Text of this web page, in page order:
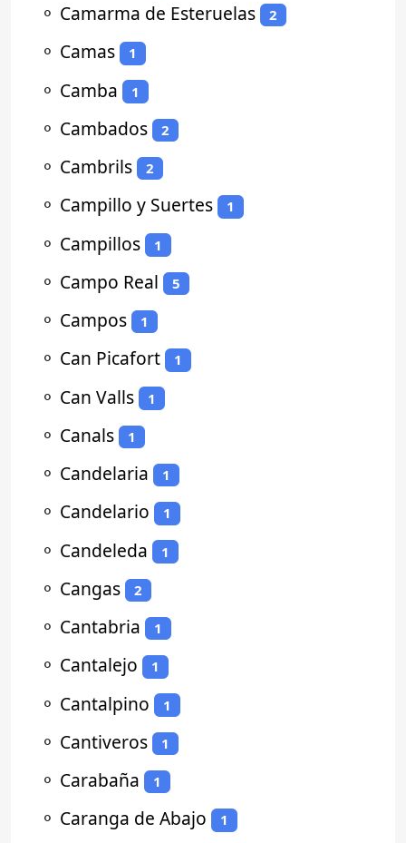
⚬ Camarma de Esteruelas 2
⚬ Camas 1
⚬ Camba 1
⚬ Cambados 2
⚬ Cambrils 2
⚬ Campillo y Suertes 1
⚬ Campillos 1
⚬ Campo Real 5
⚬ Campos 1
⚬ Can Picafort 1
⚬ Can Valls 1
⚬ Canals 1
⚬ Candelaria 1
⚬ Candelario 1
⚬ Candeleda 1
⚬ Cangas 2
⚬ Cantabria 1
⚬ Cantalejo 1
⚬ Cantalpino 1
⚬ Cantiveros 1
⚬ Carabaña 1
⚬ Caranga de Abajo 1